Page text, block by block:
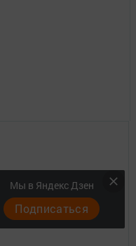
Мы в Яндекс Дзен
Подписаться